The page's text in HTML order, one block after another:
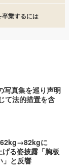
業するには
写真集を巡り声明
て法的措置を含
62kg→82kgに
る姿披露「胸板
」と反響